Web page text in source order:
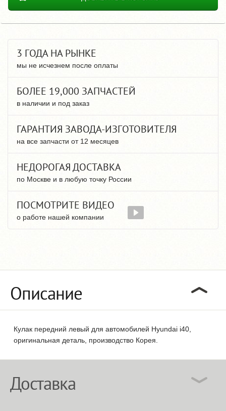
3 ГОДА НА РЫНКЕ
мы не исчезнем после оплаты
БОЛЕЕ 19,000 ЗАПЧАСТЕЙ
в наличии и под заказ
ГАРАНТИЯ ЗАВОДА-ИЗГОТОВИТЕЛЯ
на все запчасти от 12 месяцев
НЕДОРОГАЯ ДОСТАВКА
по Москве и в любую точку России
ПОСМОТРИТЕ ВИДЕО
о работе нашей компании
Описание
Кулак передний левый для автомобилей Hyundai i40,
оригинальная деталь, производство Корея.
Доставка